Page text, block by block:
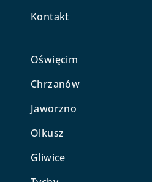
Kontakt
Oświęcim
Chrzanów
Jaworzno
Olkusz
Gliwice